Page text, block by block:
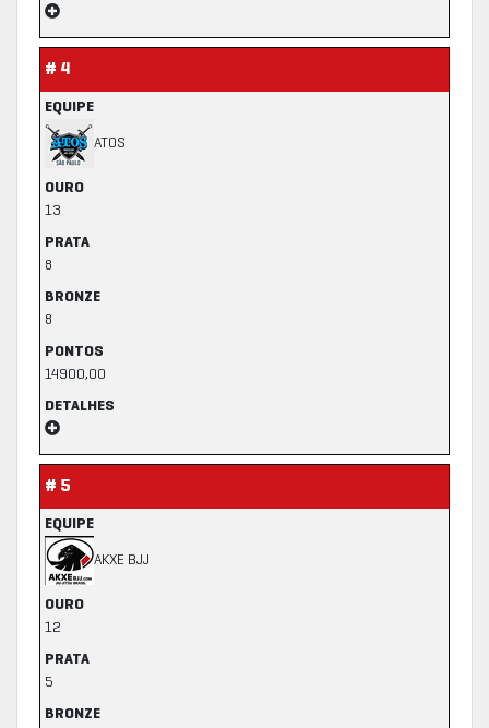
# 4
EQUIPE
ATOS
OURO
13
PRATA
8
BRONZE
8
PONTOS
14900,00
DETALHES
# 5
EQUIPE
AKXE BJJ
OURO
12
PRATA
5
BRONZE